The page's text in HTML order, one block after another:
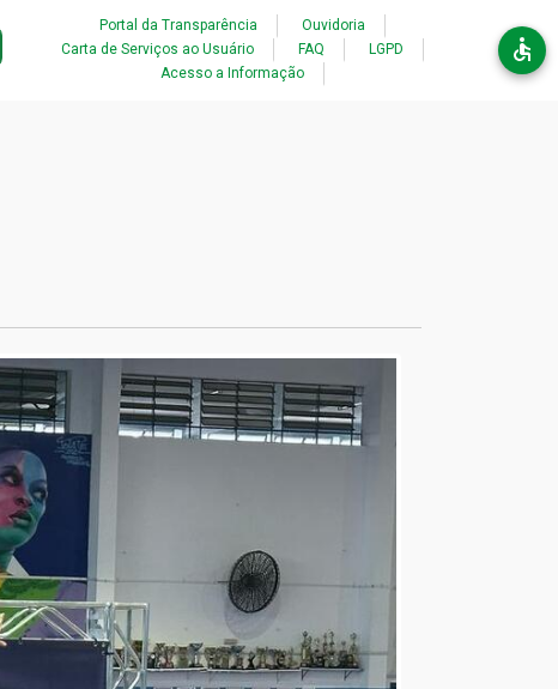
Acessibilidade
Portal da Transparência
Ouvidoria
Carta de Serviços ao Usuário
FAQ
LGPD
Acesso a Informação